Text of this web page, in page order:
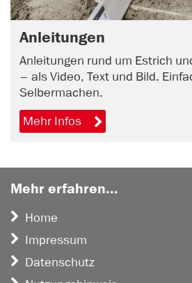
Anleitungen
Anleitungen rund um Estrich
– als Video, Text und Bild.
Selbermachen.
Mehr Infos
Mehr erfahren...
Home
Impressum
Datenschutz